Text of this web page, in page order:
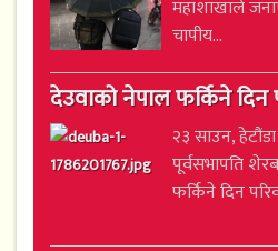
महाशाखाले
चापीय...
देउवाको नेपाल फर्किने दिन
२३ साउन,
पूर्वसभापति
फर्किने दिन